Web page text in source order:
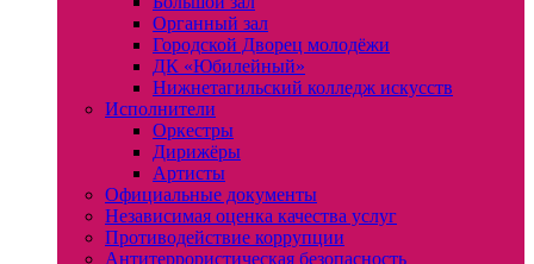
Органный зал
Городской Дворец молодёжи
ДК «Юбилейный»
Нижнетагильский колледж искусств
Исполнители
Оркестры
Дирижёры
Артисты
Официальные документы
Независимая оценка качества услуг
Противодействие коррупции
Антитеррористическая безопасность